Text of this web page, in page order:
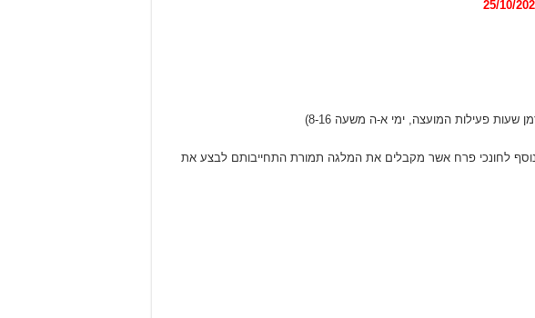
25/10/
לחונכי פרח אשר מקבלים את המלגה תמורת התחייבותם לבצע את